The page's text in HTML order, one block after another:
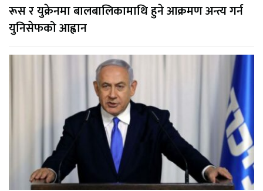
रूस र युक्रेनमा बालबालिकामाथि हुने आक्रमण अन्त्य गर्न
युनिसेफको आह्वान